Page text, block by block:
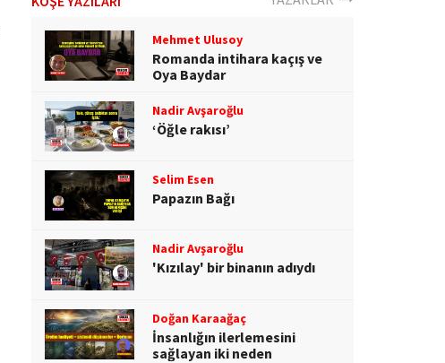
Mehmet Ulusoy
Romanda intihara kaçış ve
Oya Baydar
Nadir Avşaroğlu
‘Öğle rakısı’
Selim Esen
Papazın Bağı
Nadir Avşaroğlu
'Kızılay' bir binanın adıydı
Doğan Karaağaç
İnsanlığın ilerlemesini
sağlayan iki neden